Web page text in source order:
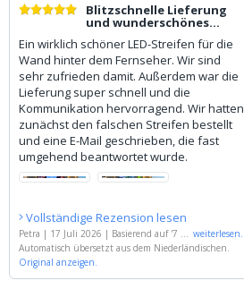
Blitzschnelle Lieferung
und wunderschönes
Ein wirklich schöner LED-Streifen für die
Wand hinter dem Fernseher. Wir sind
sehr zufrieden damit. Außerdem war die
Lieferung super schnell und die
Kommunikation hervorragend. Wir hatten
zunächst den falschen Streifen bestellt
und eine E-Mail geschrieben, die fast
umgehend beantwortet wurde.
Vollständige Rezension lesen
Petra | 17 Juli 2026 | Basierend auf'7 M
eter RGBW LED Streifen komplettes Set -
Basic 252 Led's'
weiterlesen
Automatisch übersetzt aus dem Niederländischen.
Original anzeigen.